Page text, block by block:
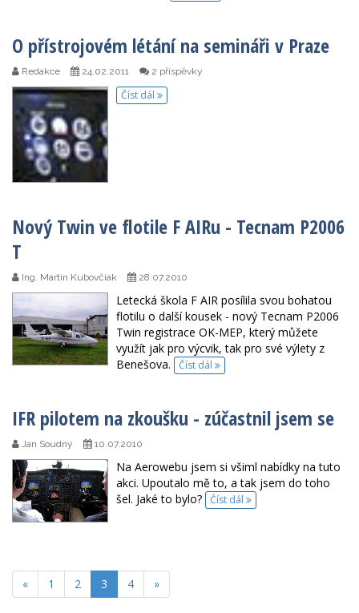
O přístrojovém létání na semináři v Praze
Redakce 24.02.2011 2 příspěvky
Číst dál
Nový Twin ve flotile F AIRu - Tecnam P2006
T
Ing. Martin Kubovčiak 28.07.2010
Letecká škola F AIR posílila svou bohatou
flotilu o další kousek - nový Tecnam P2006
Twin registrace OK-MEP, který můžete
využít jak pro výcvik, tak pro své výlety z
Benešova.
Číst dál
IFR pilotem na zkoušku - zúčastnil jsem se
Jan Soudný 10.07.2010
Na Aerowebu jsem si všiml nabídky na tuto
akci. Upoutalo mě to, a tak jsem do toho
šel. Jaké to bylo? Číst dál
« 1 2 3 4 »